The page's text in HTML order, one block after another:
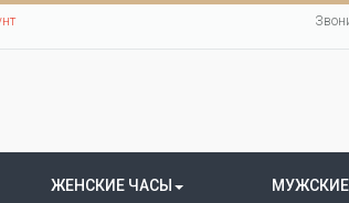
ЖЕНСКИЕ ЧАСЫ